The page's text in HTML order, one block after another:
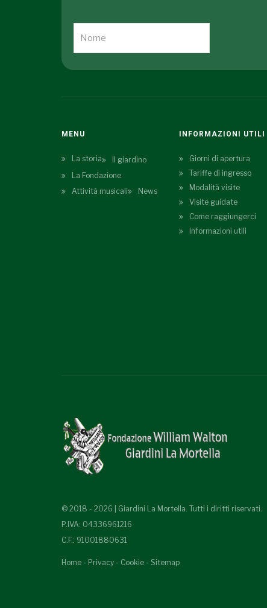
MENU
La storia
Il giardino
La Fondazione
Attività musicali
News
INFORMAZIONI UTILI
Giorni di apertura
Tariffe di ingresso
Modalità visite
Visite guidate
Come raggiungerci
Informazioni utili
© 2018 - 2026 | Giardini La Mortella. Tutti i diritti riservati.
P.IVA: 04336961216
C.F.: 91001880631
Home - Privacy - Cookie - Sitemap